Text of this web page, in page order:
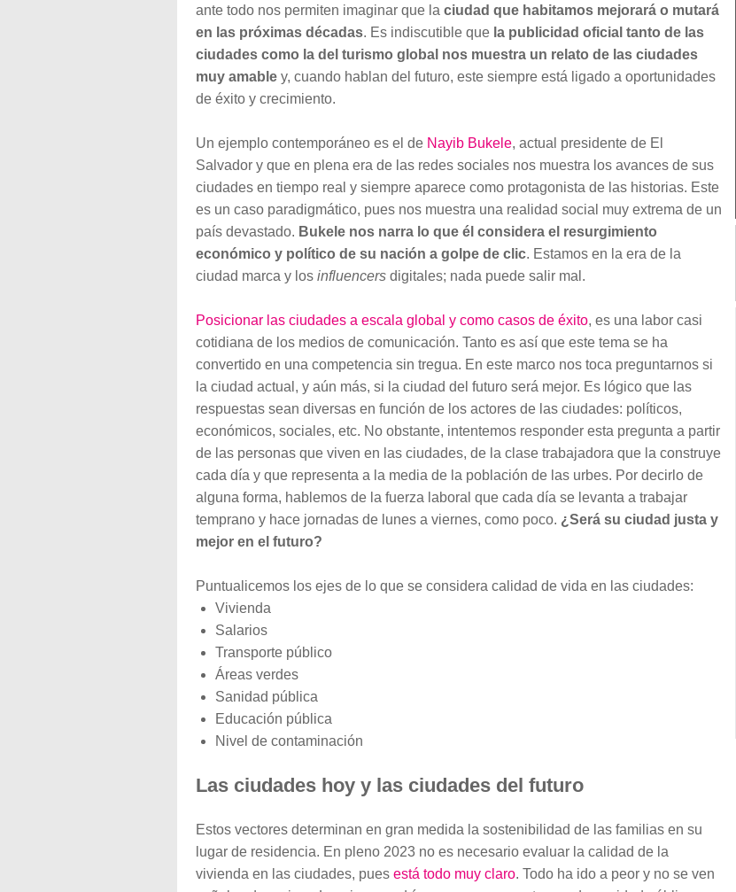
ante todo nos permiten imaginar que la ciudad que habitamos mejorará o mutará
en las próximas décadas. Es indiscutible que la publicidad oficial tanto de las
ciudades como la del turismo global nos muestra un relato de las ciudades
muy amabley, cuando hablan del futuro, este siempre está ligado a oportunidades
de éxito y crecimiento.
Un ejemplo contemporáneo es el de Nayib Bukele, actual presidente de El
Salvador y que en plena era de las redes sociales nos muestra los avances de sus
ciudades en tiempo real y siempre aparece como protagonista de las historias. Este
es un caso paradigmático, pues nos muestra una realidad social muy extrema de un
país devastado. Bukele nos narra lo que él considera el resurgimiento
económico y político de su nación a golpe de clic. Estamos en la era de la
ciudad marca y los influencersdigitales; nada puede salir mal.
Posicionar las ciudades a escala global y como casos de éxito, es una labor casi
cotidiana de los medios de comunicación. Tanto es así que este tema se ha
convertido en una competencia sin tregua. En este marco nos toca preguntarnos si
la ciudad actual, y aún más, si la ciudad del futuro será mejor. Es lógico que las
respuestas sean diversas en función de los actores de las ciudades: políticos,
económicos, sociales, etc. No obstante, intentemos responder esta pregunta a partir
de las personas que viven en las ciudades, de la clase trabajadora que la construye
cada día y que representa a la media de la población de las urbes. Por decirlo de
alguna forma, hablemos de la fuerza laboral que cada día se levanta a trabajar
temprano y hace jornadas de lunes a viernes, como poco. ¿Será su ciudad justa y
mejor en el futuro?
Puntualicemos los ejes de lo que se considera calidad de vida en las ciudades:
Vivienda
Salarios
Transporte público
Áreas verdes
Sanidad pública
Educación pública
Nivel de contaminación
Las ciudades hoy y las ciudades del futuro
Estos vectores determinan en gran medida la sostenibilidad de las familias en su
lugar de residencia. En pleno 2023 no es necesario evaluar la calidad de la
vivienda en las ciudades, pues está todo muy claro. Todo ha ido a peor y no se ven